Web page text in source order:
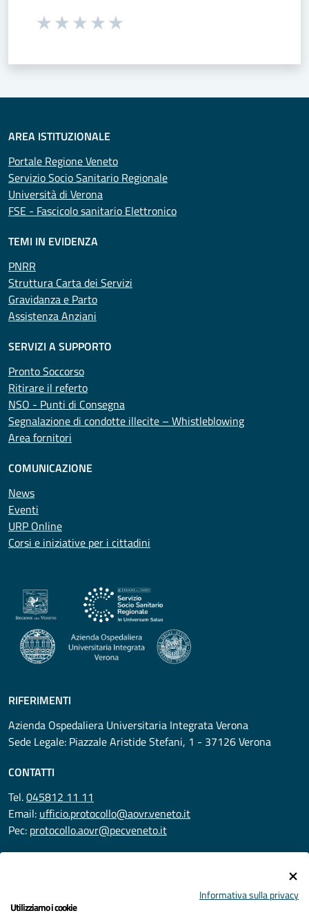
Seleziona una valutazione da 1 a 5 stelle
AREA ISTITUZIONALE
Portale Regione Veneto
Servizio Socio Sanitario Regionale
Università di Verona
FSE - Fascicolo sanitario Elettronico
TEMI IN EVIDENZA
PNRR
Struttura Carta dei Servizi
Gravidanza e Parto
Assistenza Anziani
SERVIZI A SUPPORTO
Pronto Soccorso
Ritirare il referto
NSO - Punti di Consegna
Segnalazione di condotte illecite – Whistleblowing
Area fornitori
COMUNICAZIONE
News
Eventi
URP Online
Corsi e iniziative per i cittadini
RIFERIMENTI
Azienda Ospedaliera Universitaria Integrata Verona
Sede Legale: Piazzale Aristide Stefani, 1 - 37126 Verona
CONTATTI
Tel.045812 11 11
Email: ufficio.protocollo@aovr.veneto.it
Pec: protocollo.aovr@pecveneto.it
Informativa sulla privacy
Utilizziamo i cookie